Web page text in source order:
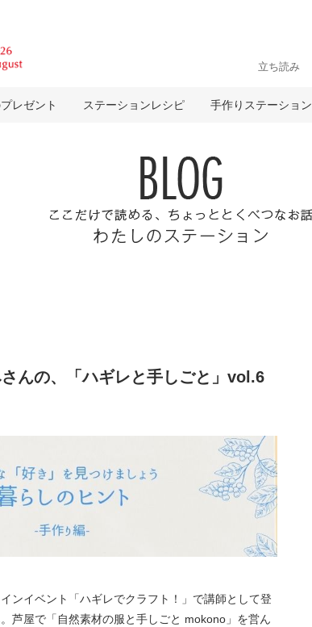
立ち読み
レゼント ステーションレシピ 手作りステーション
んの、「ハギレと手しごと」vol.6
ンイベント「ハギレでクラフト！」で講師として登
芦屋で「自然素材の服と手しごと mokono」を営ん